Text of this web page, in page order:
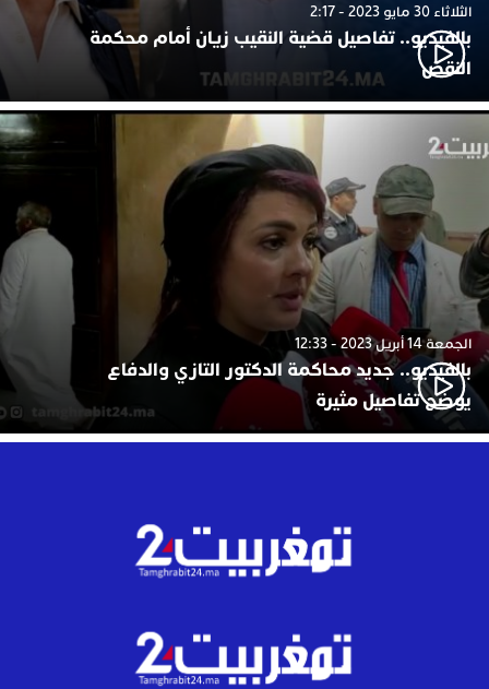
الثلاثاء 30 مايو 2023 - 2:17
بالفيديو.. تفاصيل قضية النقيب زيان أمام محكمة
النقض
الجمعة 14 أبريل 2023 - 12:33
بالفيديو.. جديد محاكمة الدكتور التازي والدفاع
يوضح تفاصيل مثيرة